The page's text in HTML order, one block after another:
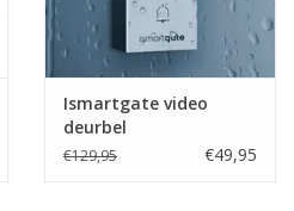
Ismartgate video
deurbel
€129,95 €49,95